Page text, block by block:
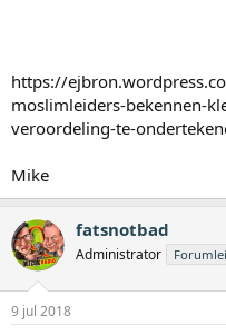
https://
moslimleiders-bekennen-
veroordeling-te-
Mike
fatsnotbad
Administrator
9 jul 2018